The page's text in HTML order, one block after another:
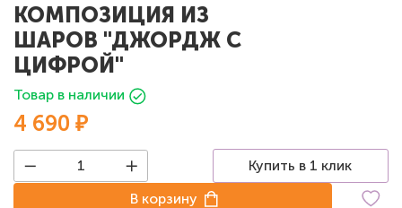
КОМПОЗИЦИЯ ИЗ
ШАРОВ "ДЖОРДЖ С
ЦИФРОЙ"
Товар в наличии
4 690 ₽
Купить в 1 клик
В корзину